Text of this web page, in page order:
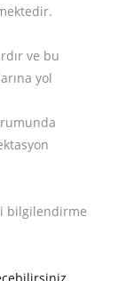
ve bu
yol
bilgilendirme